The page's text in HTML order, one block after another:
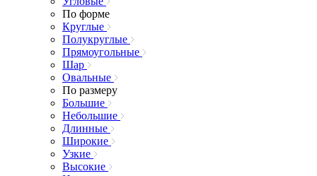
По форме
Круглые
Полукруглые
Прямоугольные
Шар
Овальные
По размеру
Большие
Небольшие
Длинные
Широкие
Узкие
Высокие